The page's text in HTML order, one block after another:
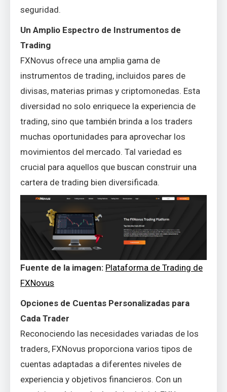
seguridad.
Un Amplio Espectro de Instrumentos de
Trading
FXNovus ofrece una amplia gama de
instrumentos de trading, incluidos pares de
divisas, materias primas y criptomonedas. Esta
diversidad no solo enriquece la experiencia de
trading, sino que también brinda a los traders
muchas oportunidades para aprovechar los
movimientos del mercado. Tal variedad es
crucial para aquellos que buscan construir una
cartera de trading bien diversificada.
Fuente de la imagen: Plataforma de Trading de
FXNovus
Opciones de Cuentas Personalizadas para
Cada Trader
Reconociendo las necesidades variadas de los
traders, FXNovus proporciona varios tipos de
cuentas adaptadas a diferentes niveles de
experiencia y objetivos financieros. Con un